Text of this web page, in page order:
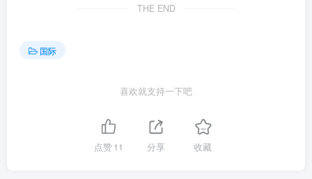
THE END
国际
喜欢就支持一下吧
点赞11 分享 收藏